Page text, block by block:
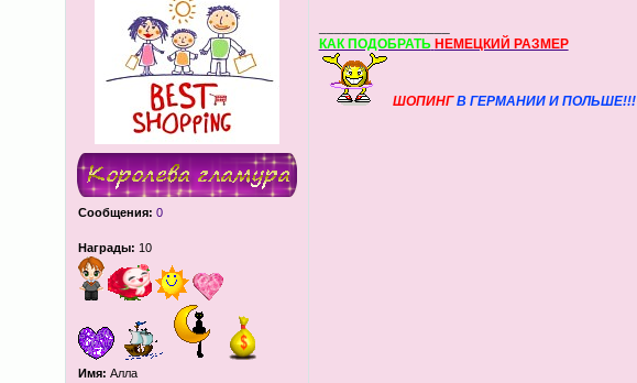
Сообщения: 0
Награды: 10
Имя: Алла
КАК ПОДОБРАТЬ НЕМЕЦКИЙ РАЗМЕР
ШОПИНГВ ГЕРМАНИИ И ПОЛЬШЕ!!!